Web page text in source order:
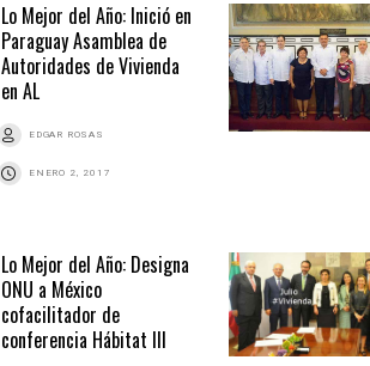
Lo Mejor del Año: Inició en
Paraguay Asamblea de
Autoridades de Vivienda
en AL
EDGAR ROSAS
ENERO 2, 2017
Lo Mejor del Año: Designa
ONU a México
cofacilitador de
conferencia Hábitat III